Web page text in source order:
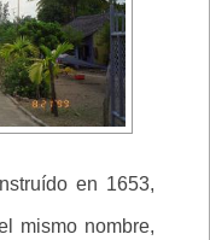
en 1653,
mismo nombre,